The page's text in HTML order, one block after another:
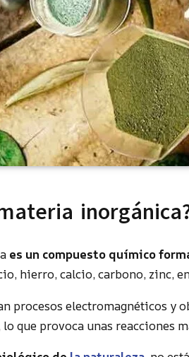
es un compuesto químico
hierro, calcio, carbono, zinc,
procesos electromagnéticos y
que provoca unas reacciones